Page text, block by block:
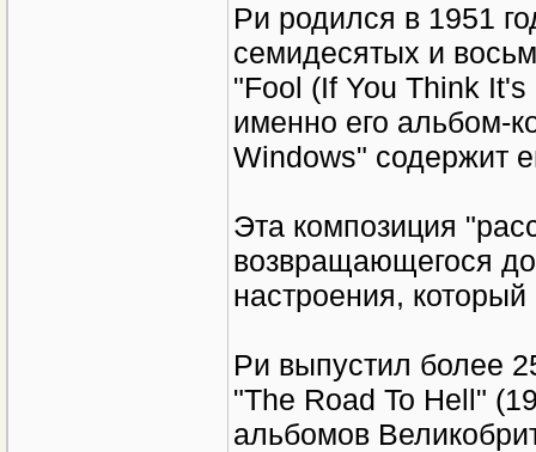
Ри родился в 1951
семидесятых и
"Fool (If You Think
именно его альбом-
Windows" содержит
Эта композиция
возвращающегося
настроения,
Ри выпустил более
"The Road To Hell"
альбомов